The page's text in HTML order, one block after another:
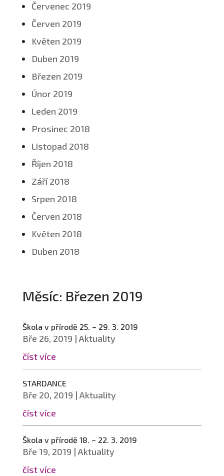
Červenec 2019
Červen 2019
Květen 2019
Duben 2019
Březen 2019
Únor 2019
Leden 2019
Prosinec 2018
Listopad 2018
Říjen 2018
Září 2018
Srpen 2018
Červen 2018
Květen 2018
Duben 2018
Měsíc: Březen 2019
Škola v přírodě 25. – 29. 3. 2019
Bře 26, 2019 | Aktuality
číst více
STARDANCE
Bře 20, 2019 | Aktuality
číst více
Škola v přírodě 18. – 22. 3. 2019
Bře 19, 2019 | Aktuality
číst více